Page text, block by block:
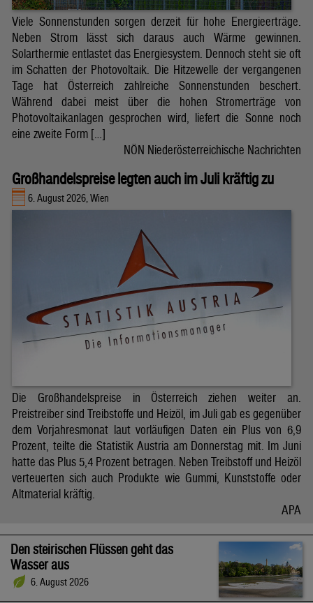
Viele Sonnenstunden sorgen derzeit für hohe Energieerträge.
Neben Strom lässt sich daraus auch Wärme gewinnen.
Solarthermie entlastet das Energiesystem. Dennoch steht sie oft
im Schatten der Photovoltaik. Die Hitzewelle der vergangenen
Tage hat Österreich zahlreiche Sonnenstunden beschert.
Während dabei meist über die hohen Stromerträge von
Photovoltaikanlagen gesprochen wird, liefert die Sonne noch
eine zweite Form […]
NÖN Niederösterreichische Nachrichten
Großhandelspreise legten auch im Juli kräftig zu
6. August 2026, Wien
Die Großhandelspreise in Österreich ziehen weiter an.
Preistreiber sind Treibstoffe und Heizöl, im Juli gab es gegenüber
dem Vorjahresmonat laut vorläufigen Daten ein Plus von 6,9
Prozent, teilte die Statistik Austria am Donnerstag mit. Im Juni
hatte das Plus 5,4 Prozent betragen. Neben Treibstoff und Heizöl
verteuerten sich auch Produkte wie Gummi, Kunststoffe oder
Altmaterial kräftig.
APA
Den steirischen Flüssen geht das
Wasser aus
6. August 2026